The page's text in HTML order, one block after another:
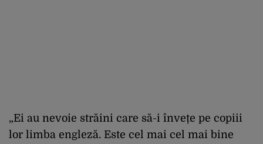
„Ei au nevoie străini care să-i învețe pe copiii
lor limba engleză. Este cel mai cel mai bine